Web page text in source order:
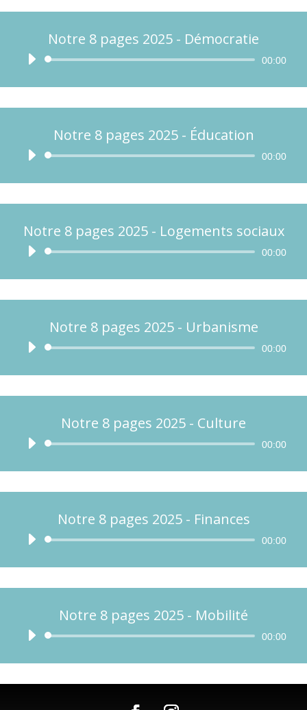
Notre 8 pages 2025 - Démocratie
Lecteur
00:00
Notre 8 pages 2025 - Éducation
Lecteur
00:00
Notre 8 pages 2025 - Logements sociaux
Lecteur
00:00
Notre 8 pages 2025 - Urbanisme
Lecteur
00:00
Notre 8 pages 2025 - Culture
Lecteur
00:00
Notre 8 pages 2025 - Finances
Lecteur
00:00
Notre 8 pages 2025 - Mobilité
Lecteur
00:00